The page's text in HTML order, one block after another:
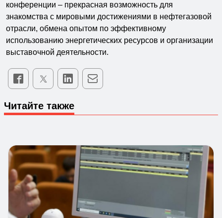
конференции – прекрасная возможность для
знакомства с мировыми достижениями в нефтегазовой
отрасли, обмена опытом по эффективному
использованию энергетических ресурсов и организации
выставочной деятельности.
Читайте также